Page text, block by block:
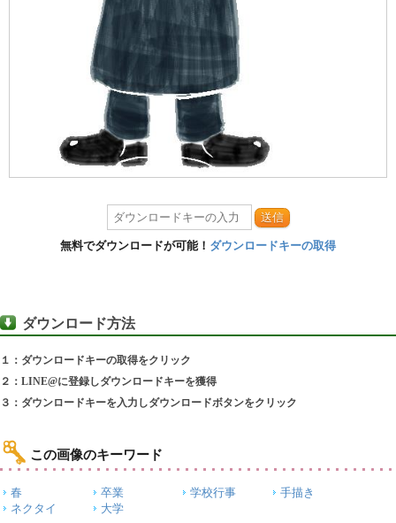
送信
無料でダウンロードが可能！ ダウンロードキーの取得
ダウンロード方法
１：ダウンロードキーの取得をクリック
２：LINE@に登録しダウンロードキーを獲得
３：ダウンロードキーを入力しダウンロードボタンをクリック
この画像のキーワード
春 卒業 学校行事
手描き
ネクタイ
大学